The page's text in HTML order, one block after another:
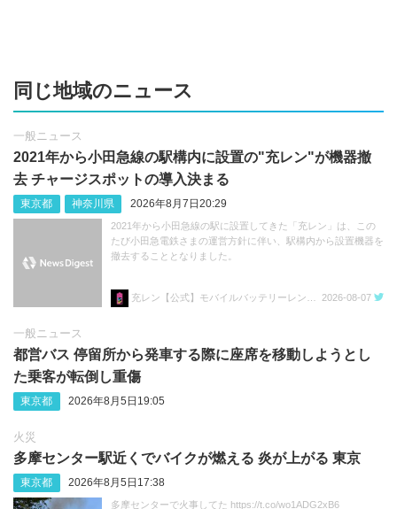
同じ地域のニュース
一般ニュース
2021年から小田急線の駅構内に設置の"充レン"が機器撤
去 チャージスポットの導入決まる
東京都 神奈川県 2026年8月7日20:29
2021年から小田急線の駅に設置してきた「充レン」は、この
たび小田急電鉄さまの運営方針に伴い、駅構内から設置機器を
撤去することとなりました。
2026-08-07
一般ニュース
都営バス 停留所から発車する際に座席を移動しようとし
た乗客が転倒し重傷
東京都 2026年8月5日19:05
火災
多摩センター駅近くでバイクが燃える 炎が上がる 東京
東京都 2026年8月5日17:38
多摩センターで火事してた https://t.co/wo1ADG2xB6